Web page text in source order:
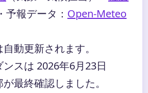
・ 予報データ： Open-Meteo
動更新されます。
スは 2026年6月23日
最終確認しました。